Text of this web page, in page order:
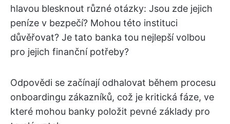
hlavou blesknout různé otázky: Jsou zde jejich
peníze v bezpečí? Mohou této instituci
důvěřovat? Je tato banka tou nejlepší volbou
pro jejich finanční potřeby?
Odpovědi se začínají odhalovat během procesu
onboardingu zákazníků, což je kritická fáze, ve
které mohou banky položit pevné základy pro